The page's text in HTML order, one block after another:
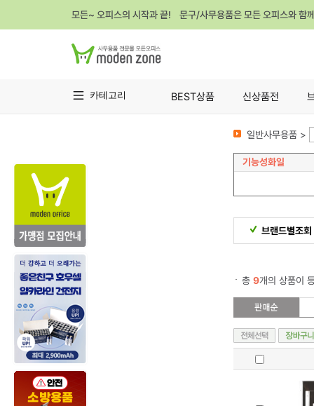
모든~ 오피스의 시작과 끝! 문구/사무용품은 모든 오피스와 함
카테고리 BEST상품 신상품전
일반사무용품 >
기능성화일
브랜드별조회
총 9개의 상품이